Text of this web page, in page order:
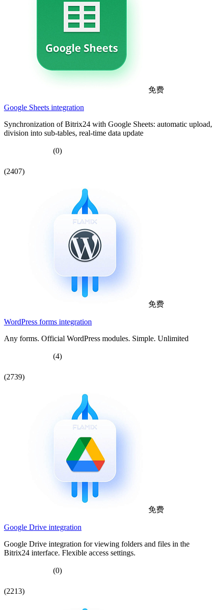
免费
Google Sheets integration
Synchronization of Bitrix24 with Google Sheets: automatic upload,
division into sub-tables, real-time data update
(0)
(2407)
免费
WordPress forms integration
Any forms. Official WordPress modules. Simple. Unlimited
(4)
(2739)
免费
Google Drive integration
Google Drive integration for viewing folders and files in the
Bitrix24 interface. Flexible access settings.
(0)
(2213)